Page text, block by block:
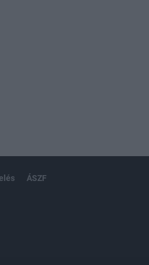
ÁSZF